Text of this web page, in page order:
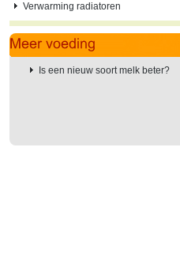
Verwarming radiatoren
Is een nieuw soort melk beter?